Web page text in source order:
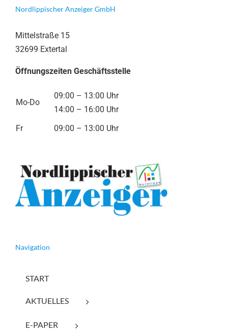
Nordlippischer Anzeiger GmbH
Mittelstraße 15
32699 Extertal
Öffnungszeiten Geschäftsstelle
Mo-Do
09:00 – 13:00 Uhr
14:00 – 16:00 Uhr
Fr
09:00 – 13:00 Uhr
Navigation
START
AKTUELLES
E-PAPER